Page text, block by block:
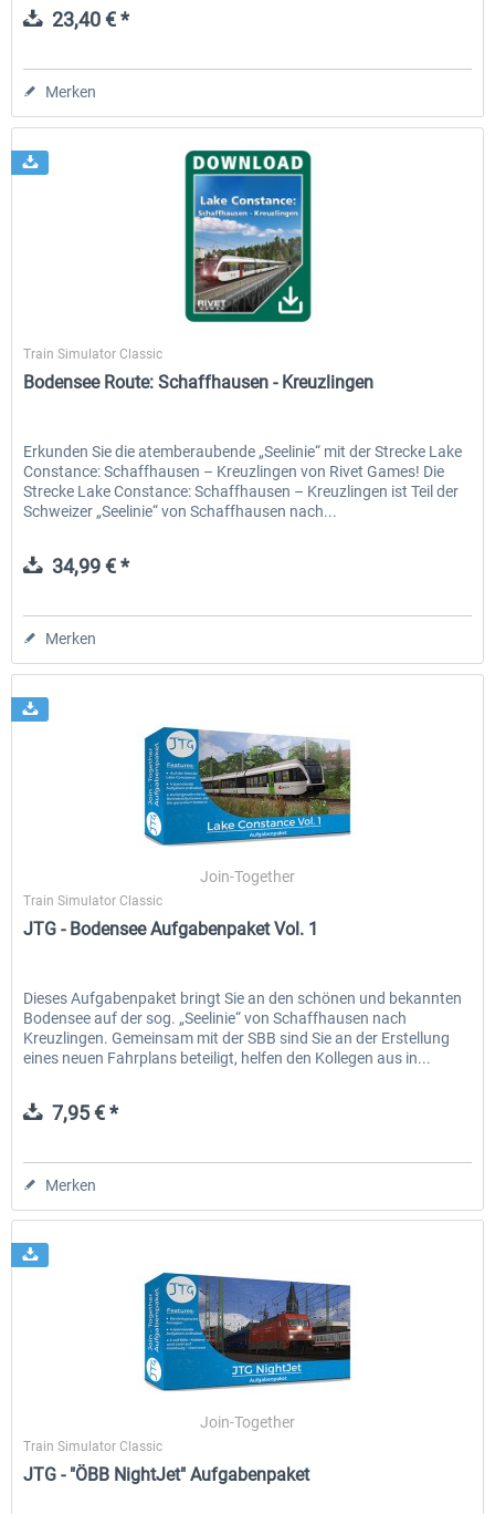
23,40 € *
Merken
Train Simulator Classic
Bodensee Route: Schaffhausen - Kreuzlingen
Erkunden Sie die atemberaubende „Seelinie“ mit der Strecke Lake
Constance: Schaffhausen – Kreuzlingen von Rivet Games! Die
Strecke Lake Constance: Schaffhausen – Kreuzlingen ist Teil der
Schweizer „Seelinie“ von Schaffhausen nach...
34,99 € *
Merken
Join-Together
Train Simulator Classic
JTG - Bodensee Aufgabenpaket Vol. 1
Dieses Aufgabenpaket bringt Sie an den schönen und bekannten
Bodensee auf der sog. „Seelinie“ von Schaffhausen nach
Kreuzlingen. Gemeinsam mit der SBB sind Sie an der Erstellung
eines neuen Fahrplans beteiligt, helfen den Kollegen aus in...
7,95 € *
Merken
Join-Together
Train Simulator Classic
JTG - "ÖBB NightJet" Aufgabenpaket